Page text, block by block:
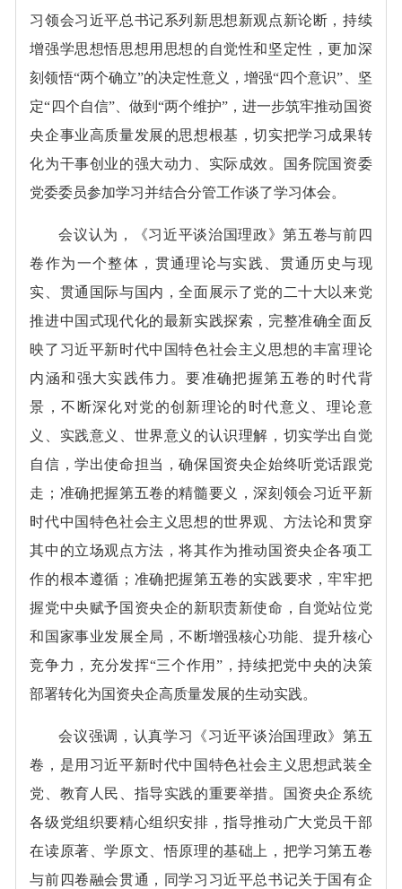
习领会习近平总书记系列新思想新观点新论断，持续
增强学思想悟思想用思想的自觉性和坚定性，更加深
刻领悟“两个确立”的决定性意义，增强“四个意识”、坚
定“四个自信”、做到“两个维护”，进一步筑牢推动国资
央企事业高质量发展的思想根基，切实把学习成果转
化为干事创业的强大动力、实际成效。国务院国资委
党委委员参加学习并结合分管工作谈了学习体会。
会议认为，《习近平谈治国理政》第五卷与前四
卷作为一个整体，贯通理论与实践、贯通历史与现
实、贯通国际与国内，全面展示了党的二十大以来党
推进中国式现代化的最新实践探索，完整准确全面反
映了习近平新时代中国特色社会主义思想的丰富理论
内涵和强大实践伟力。要准确把握第五卷的时代背
景，不断深化对党的创新理论的时代意义、理论意
义、实践意义、世界意义的认识理解，切实学出自觉
自信，学出使命担当，确保国资央企始终听党话跟党
走；准确把握第五卷的精髓要义，深刻领会习近平新
时代中国特色社会主义思想的世界观、方法论和贯穿
其中的立场观点方法，将其作为推动国资央企各项工
作的根本遵循；准确把握第五卷的实践要求，牢牢把
握党中央赋予国资央企的新职责新使命，自觉站位党
和国家事业发展全局，不断增强核心功能、提升核心
竞争力，充分发挥“三个作用”，持续把党中央的决策
部署转化为国资央企高质量发展的生动实践。
会议强调，认真学习《习近平谈治国理政》第五
卷，是用习近平新时代中国特色社会主义思想武装全
党、教育人民、指导实践的重要举措。国资央企系统
各级党组织要精心组织安排，指导推动广大党员干部
在读原著、学原文、悟原理的基础上，把学习第五卷
与前四卷融会贯通，同学习习近平总书记关于国有企